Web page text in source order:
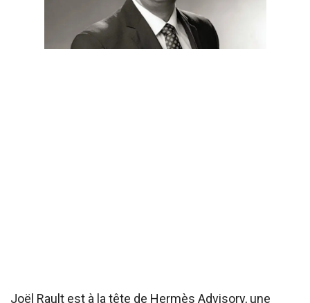
Joël Rault est à la tête de Hermès Advisory, une